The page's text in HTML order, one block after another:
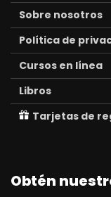
Sobre nosotros
Política de
Cursos en línea
Libros
Tarjetas de
Obtén